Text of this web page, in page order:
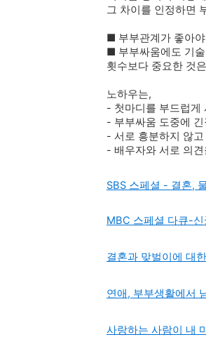
그 차이를 인정하면
■ 부부관계가 좋아
■ 부부싸움에도 기
횟수보다 중요한 것
노하우는,
- 첫마디를 부드럽게
- 부부싸움 도중에
- 서로 흥분하지 않
- 배우자와 서로 의
SBS 스페셜 - 결혼,
MBC 스페셜 다큐-
결혼과 맞벌이에 대
연애, 부부생활에서
사랑하는 사람이 내